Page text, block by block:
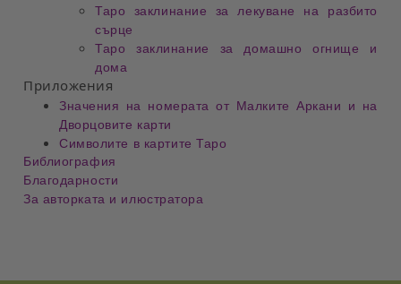
Таро заклинание за лекуване на разбито
сърце
Таро заклинание за домашно огнище и
дома
Приложения
Значения на номерата от Малките Аркани и на
Дворцовите карти
Символите в картите Таро
Библиография
Благодарности
За авторката и илюстратора